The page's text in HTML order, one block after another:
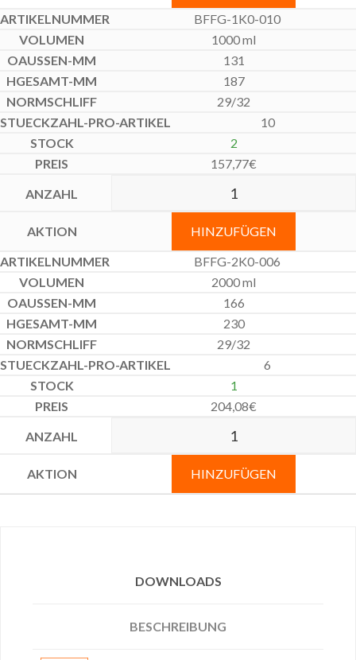
BFFG-1K0-010
1000 ml
131
187
29/32
10
2
157,77€
HINZUFÜGEN
BFFG-2K0-006
2000 ml
166
230
29/32
6
1
204,08€
HINZUFÜGEN
DOWNLOADS
BESCHREIBUNG